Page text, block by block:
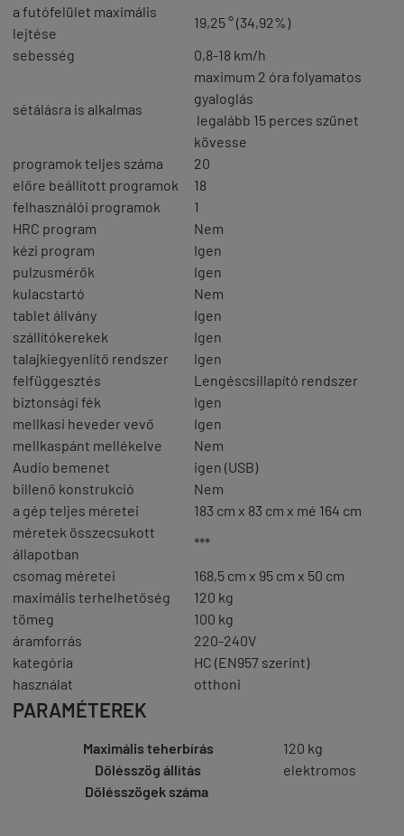
a futófelület maximális
lejtése
19,25 ° (34,92%)
sebesség
0,8-18 km/h
sétálásra is alkalmas
maximum 2 óra folyamatos
gyaloglás
legalább 15 perces szünet
kövesse
programok teljes száma
20
előre beállított programok
18
felhasználói programok
1
HRC program
Nem
kézi program
Igen
pulzusmérők
Igen
kulacstartó
Nem
tablet állvány
Igen
szállítókerekek
Igen
talajkiegyenlítő rendszer
Igen
felfüggesztés
Lengéscsillapító rendszer
biztonsági fék
Igen
mellkasi heveder vevő
Igen
mellkaspánt mellékelve
Nem
Audio bemenet
igen (USB)
billenő konstrukció
Nem
a gép teljes méretei
183 cm x 83 cm x mé 164 cm
méretek összecsukott
állapotban
***
csomag méretei
168,5 cm x 95 cm x 50 cm
maximális terhelhetőség
120 kg
tömeg
100 kg
áramforrás
220-240V
kategória
HC (EN957 szerint)
használat
otthoni
PARAMÉTEREK
Maximális teherbírás
120 kg
Dőlésszög állítás
elektromos
Dőlésszögek száma